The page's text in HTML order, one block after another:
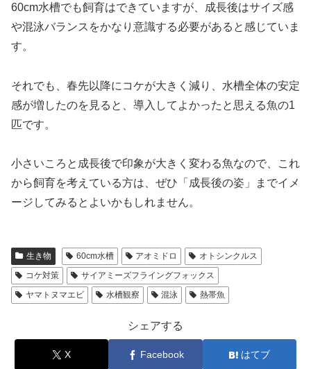
60cm水槽でも飼育はできていますが、成長後はサイズ感
や混泳バランスをかなり意識する必要があると感じていま
す。
それでも、春先以降にコケが大きく減り、水槽全体の安定
感が増したのを見ると、導入してよかったと思える魚の1
匹です。
小さいころと成長後で印象が大きく変わる魚なので、これ
から飼育を考えている方は、ぜひ「成長後の姿」までイメ
ージしてみるとよいかもしれません。
生き物 60cm水槽 アオミドロ
オトシンクルス
コケ対策
サイアミーズフライングフォックス
ヤマトヌマエビ
水槽観察 混泳 熱帯魚
シェアする
X Facebook はてブ